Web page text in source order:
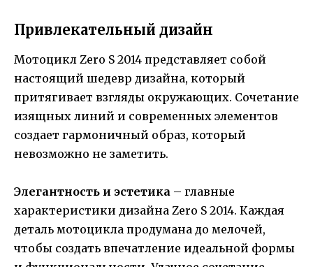
Привлекательный дизайн
Мотоцикл Zero S 2014 представляет собой
настоящий шедевр дизайна, который
притягивает взгляды окружающих. Сочетание
изящных линий и современных элементов
создает гармоничный образ, который
невозможно не заметить.
Элегантность и эстетика – главные
характеристики дизайна Zero S 2014. Каждая
деталь мотоцикла продумана до мелочей,
чтобы создать впечатление идеальной формы